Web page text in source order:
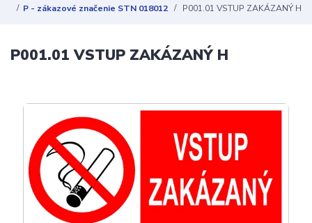
P - zákazové značenie STN 018012
P001.01 VSTUP ZAKÁZANÝ H
P001.01 VSTUP ZAKÁZANÝ H